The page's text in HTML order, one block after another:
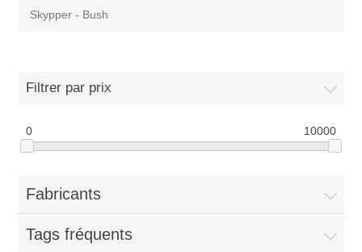
Skypper - Bush
Filtrer par prix
0 10000
Fabricants
Tags fréquents